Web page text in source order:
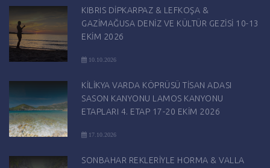
KIBRIS DİPKARPAZ & LEFKOŞA &
GAZİMAĞUSA DENİZ VE KÜLTÜR GEZİSİ 10-13
EKİM 2026
10.10.2026
KİLİKYA VARDA KÖPRÜSÜ TİSAN ADASI
SASON KANYONU LAMOS KANYONU
ETAPLARI 4. ETAP 17-20 EKİM 2026
17.10.2026
SONBAHAR REKLERİYLE HORMA & VALLA